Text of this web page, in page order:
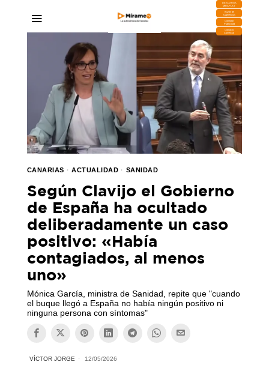
DESCARGA
MIRAPLAY
Buzón de
Sugerencias
Contratar
Publicidad
Contacto
Comercial
CANARIAS · ACTUALIDAD · SANIDAD
Según Clavijo el Gobierno
de España ha ocultado
deliberadamente un caso
positivo: «Había
contagiados, al menos
uno»
Mónica García, ministra de Sanidad, repite que "cuando
el buque llegó a España no había ningún positivo ni
ninguna persona con síntomas"
VÍCTOR JORGE 12/05/2026